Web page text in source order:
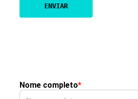
Nome completo*